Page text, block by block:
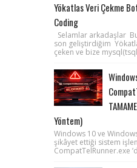
Yökatlas Veri Çekme
Coding
Selamlar arkadaşlar
son geliştirdiğim
çeken ve bize
Yöntem)
Windows 10 ve
şikâyet ettiği sistem
CompatTelRunner.exe